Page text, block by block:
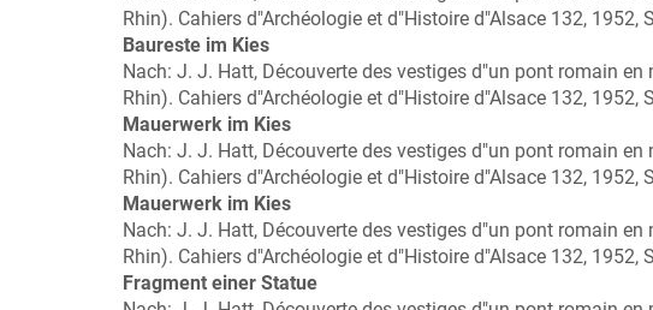
Rhin). Cahiers d"Archéologie et d"Histoire d"Alsace 132, 1952,
Baureste im Kies
Nach: J. J. Hatt, Découverte des vestiges d"un pont romain
Rhin). Cahiers d"Archéologie et d"Histoire d"Alsace 132, 1952,
Mauerwerk im Kies
Nach: J. J. Hatt, Découverte des vestiges d"un pont romain
Rhin). Cahiers d"Archéologie et d"Histoire d"Alsace 132, 1952,
Mauerwerk im Kies
Nach: J. J. Hatt, Découverte des vestiges d"un pont romain
Rhin). Cahiers d"Archéologie et d"Histoire d"Alsace 132, 1952,
Fragment einer Statue